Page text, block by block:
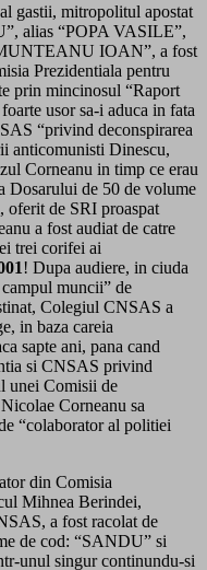
gastii, mitropolitul apostat
alias “POPA VASILE”,
IOAN”, a fost
Prezidentiala pentru
prin mincinosul “Raport
usor sa-i aduca in fata
“privind deconspirarea
anticomunisti Dinescu,
Corneanu in timp ce erau
Dosarului de 50 de volume
oferit de SRI proaspat
a fost audiat de catre
trei corifei ai
! Dupa audiere, in ciuda
muncii” de
Colegiul CNSAS a
in baza careia
sapte ani, pana cand
si CNSAS privind
unei Comisii de
Corneanu sa
“colaborator al politiei
din Comisia
Mihnea Berindei,
a fost racolat de
de cod: “SANDU” si
unul singur continundu-si